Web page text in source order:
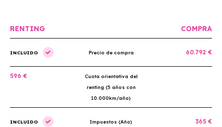
RENTING COMPRA
INCLUIDO Precio de compra 60.792 €
596 €
Cuota orientativa del
renting (5 años con
10.000km/año)
INCLUIDO Impuestos (Año) 365 €